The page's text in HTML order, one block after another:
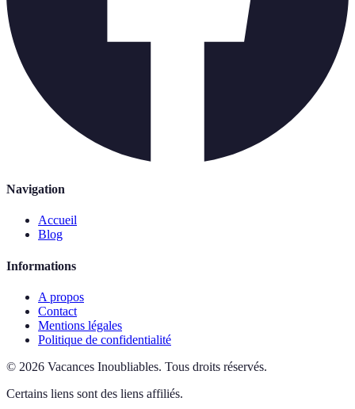
Navigation
Accueil
Blog
Informations
A propos
Contact
Mentions légales
Politique de confidentialité
© 2026 Vacances Inoubliables. Tous droits réservés.
Certains liens sont des liens affiliés.